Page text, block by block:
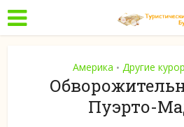
Америка • Другие
Пуэрто-